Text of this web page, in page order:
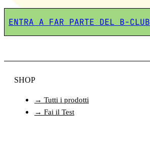
ENTRA A FAR PARTE DEL B-CLUB
SHOP
→ Tutti i prodotti
→ Fai il Test